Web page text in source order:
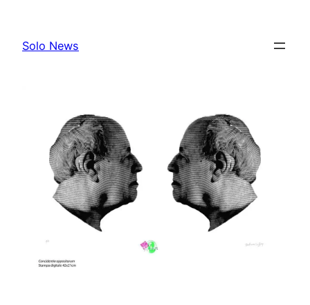
content
Solo News